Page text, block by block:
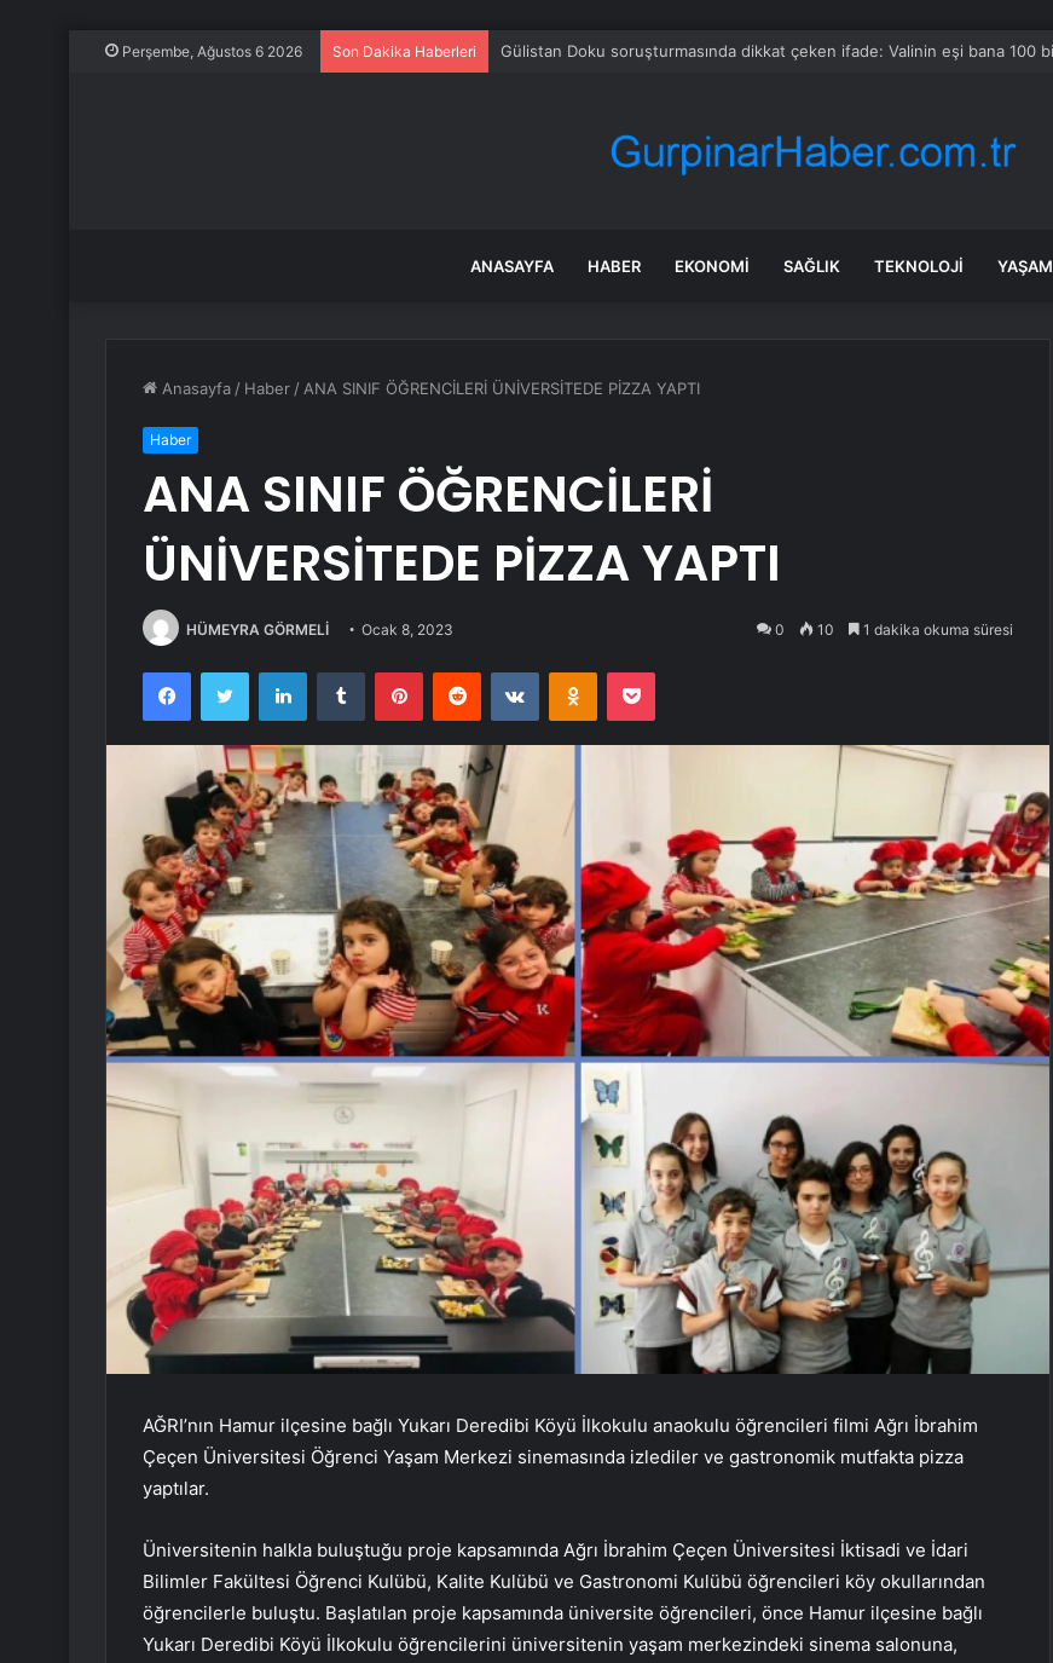
Perşembe, Ağustos 6 2026 Son Dakika Haberleri Brinker International hissesi 12 Ağustos’ta yüzde 6,6 hareket edebilir
ANASAYFA HABER EKONOMI SAĞLIK TEKNOLOJI YAŞAM
Anasayfa / Haber / ANA SINIF ÖĞRENCİLERİ ÜNİVERSİTEDE PİZZA YAPTI
Haber
ANA SINIF ÖĞRENCİLERİ
ÜNİVERSİTEDE PİZZA YAPTI
HÜMEYRA GÖRMELİ Ocak 8, 2023 0 10 1 dakika okuma süresi
FacebookTwitter LinkedInTumblr PinterestReddit VKontakteOdnoklassniki
Pocket
AĞRI’nın Hamur ilçesine bağlı Yukarı Deredibi Köyü İlkokulu anaokulu öğrencileri filmi Ağrı İbrahim
Çeçen Üniversitesi Öğrenci Yaşam Merkezi sinemasında izlediler ve gastronomik mutfakta pizza
yaptılar.
Üniversitenin halkla buluştuğu proje kapsamında Ağrı İbrahim Çeçen Üniversitesi İktisadi ve İdari
Bilimler Fakültesi Öğrenci Kulübü, Kalite Kulübü ve Gastronomi Kulübü öğrencileri köy okullarından
öğrencilerle buluştu. Başlatılan proje kapsamında üniversite öğrencileri, önce Hamur ilçesine bağlı
Yukarı Deredibi Köyü İlkokulu öğrencilerini üniversitenin yaşam merkezindeki sinema salonuna,